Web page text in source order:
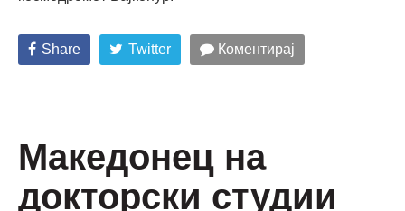
Share Twitter Коментирај
Македонец на
докторски студии